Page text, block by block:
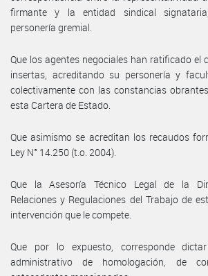
firmante y la entidad sindical
personería gremial.
Que los agentes negociales han ratificado el
insertas, acreditando su personería y
colectivamente con las constancias
esta Cartera de Estado.
Que asimismo se acreditan los recaudos
Ley N° 14.250 (t.o. 2004).
Que la Asesoría Técnico Legal de la
Relaciones y Regulaciones del Trabajo de
intervención que le compete.
Que por lo expuesto, corresponde
administrativo de homologación, de